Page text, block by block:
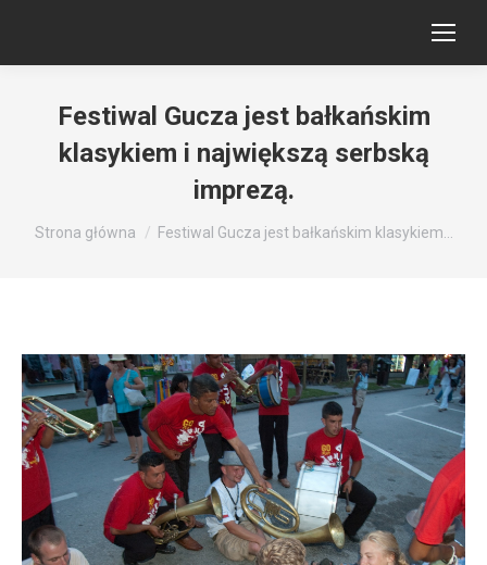
Festiwal Gucza jest bałkańskim
klasykiem i największą serbską
imprezą.
Jesteś tutaj:
Strona główna Festiwal Gucza jest bałkańskim klasykiem…